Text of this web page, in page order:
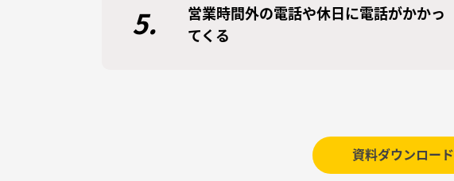
5.
営業時間外の電話や休日に電話がかかっ
てくる
資料ダウンロード